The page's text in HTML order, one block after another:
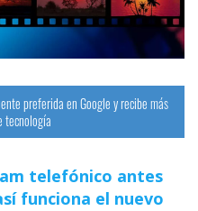
preferida en Google y recibe más
tecnología
telefónico antes
funciona el nuevo